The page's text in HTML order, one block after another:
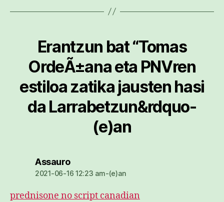
Erantzun bat “Tomas
OrdeÃ±ana eta PNVren
estiloa zatika jausten hasi
da Larrabetzun&rdquo-
(e)an
Assaurodio:
2021-06-16 12:23 am-(e)an
prednisone no script canadian